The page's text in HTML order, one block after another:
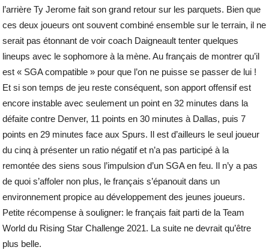
l’arrière Ty Jerome fait son grand retour sur les parquets. Bien que
ces deux joueurs ont souvent combiné ensemble sur le terrain, il ne
serait pas étonnant de voir coach Daigneault tenter quelques
lineups avec le sophomore à la mène. Au français de montrer qu’il
est « SGA compatible » pour que l’on ne puisse se passer de lui !
Et si son temps de jeu reste conséquent, son apport offensif est
encore instable avec seulement un point en 32 minutes dans la
défaite contre Denver, 11 points en 30 minutes à Dallas, puis 7
points en 29 minutes face aux Spurs. Il est d’ailleurs le seul joueur
du cinq à présenter un ratio négatif et n’a pas participé à la
remontée des siens sous l’impulsion d’un SGA en feu. Il n’y a pas
de quoi s’affoler non plus, le français s’épanouit dans un
environnement propice au développement des jeunes joueurs.
Petite récompense à souligner: le français fait parti de la Team
World du Rising Star Challenge 2021. La suite ne devrait qu’être
plus belle.